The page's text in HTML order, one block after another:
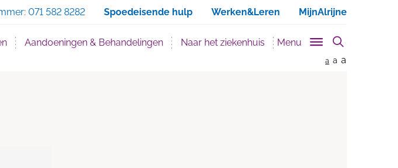
071 582 8282 Spoedeisende hulp Werken&Leren MijnAlrijne
Aandoeningen & Behandelingen Naar het ziekenhuis Menu
a a a